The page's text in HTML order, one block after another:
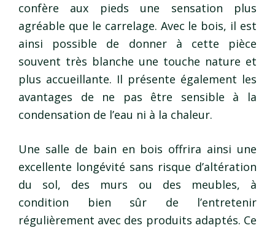
confère aux pieds une sensation plus
agréable que le carrelage. Avec le bois, il est
ainsi possible de donner à cette pièce
souvent très blanche une touche nature et
plus accueillante. Il présente également les
avantages de ne pas être sensible à la
condensation de l’eau ni à la chaleur.
Une salle de bain en bois offrira ainsi une
excellente longévité sans risque d’altération
du sol, des murs ou des meubles, à
condition bien sûr de l’entretenir
régulièrement avec des produits adaptés. Ce